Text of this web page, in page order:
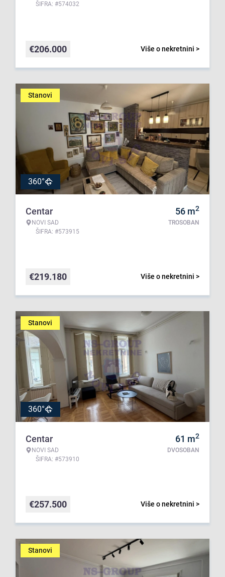
ŠIFRA: #574032
Više o nekretnini >
€206.000
Stanovi
360°
Centar
NOVI SAD
ŠIFRA: #573915
56 m2
TROSOBAN
Više o nekretnini >
€219.180
Stanovi
360°
Centar
NOVI SAD
ŠIFRA: #573910
61 m2
DVOSOBAN
Više o nekretnini >
€257.500
Stanovi